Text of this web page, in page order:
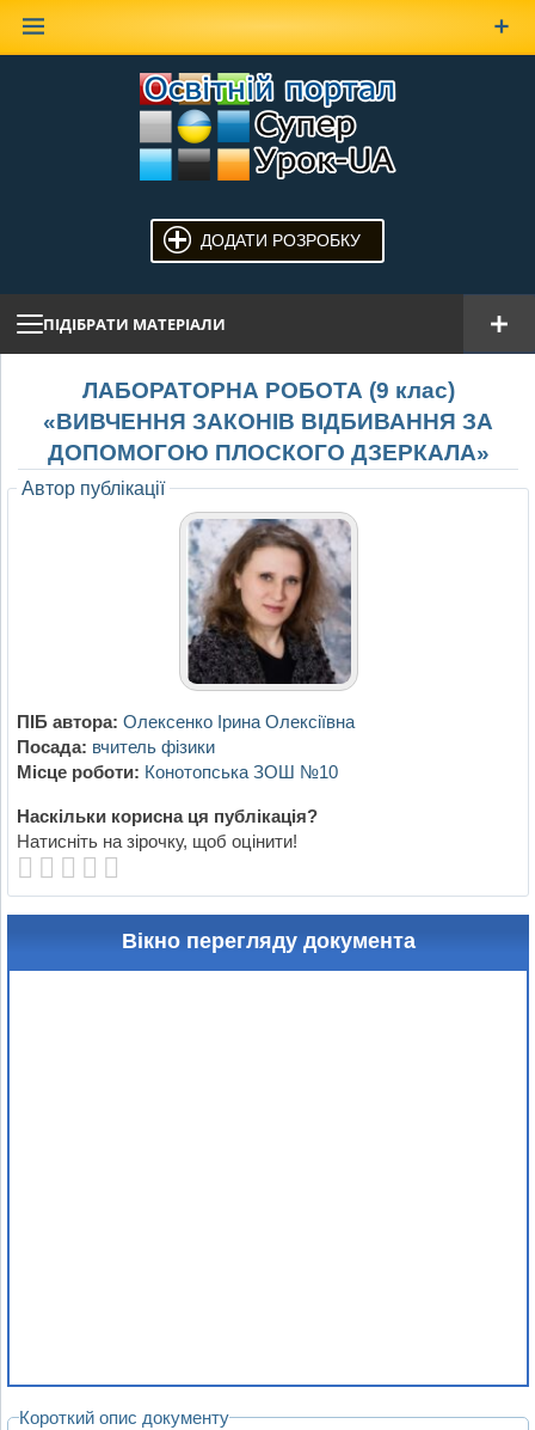
ДОДАТИ РОЗРОБКУ
ПІДІБРАТИ МАТЕРІАЛИ
ЛАБОРАТОРНА РОБОТА (9 клас)
«ВИВЧЕННЯ ЗАКОНІВ ВІДБИВАННЯ ЗА
ДОПОМОГОЮ ПЛОСКОГО ДЗЕРКАЛА»
Автор публікації
ПІБ автора: Олексенко Ірина Олексіївна
Посада: вчитель фізики
Місце роботи: Конотопська ЗОШ №10
Наскільки корисна ця публікація?
Натисніть на зірочку, щоб оцінити!
Вікно перегляду документа
Короткий опис документу